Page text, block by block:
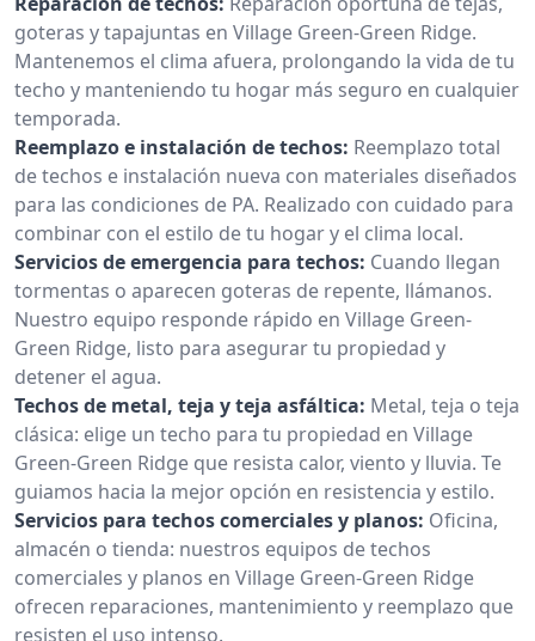
goteras y tapajuntas en Village Green-Green Ridge.
Mantenemos el clima afuera, prolongando la vida de tu
techo y manteniendo tu hogar más seguro en cualquier
temporada.
Reemplazo e instalación de techos: Reemplazo total
de techos e instalación nueva con materiales diseñados
para las condiciones de PA. Realizado con cuidado para
combinar con el estilo de tu hogar y el clima local.
Servicios de emergencia para techos: Cuando llegan
tormentas o aparecen goteras de repente, llámanos.
Nuestro equipo responde rápido en Village Green-
Green Ridge, listo para asegurar tu propiedad y
detener el agua.
Techos de metal, teja y teja asfáltica: Metal, teja o teja
clásica: elige un techo para tu propiedad en Village
Green-Green Ridge que resista calor, viento y lluvia. Te
guiamos hacia la mejor opción en resistencia y estilo.
Servicios para techos comerciales y planos: Oficina,
almacén o tienda: nuestros equipos de techos
comerciales y planos en Village Green-Green Ridge
ofrecen reparaciones, mantenimiento y reemplazo que
resisten el uso intenso.